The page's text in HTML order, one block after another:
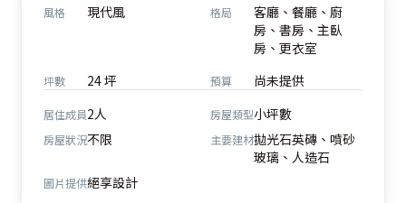
風格 現代風 格局
客廳、餐廳、廚
房、書房、主臥
房、更衣室
坪數 24 坪 預算 尚未提供
居住成員2人 房屋類型小坪數
房屋狀況不限 主要建材拋光石英磚、噴砂
玻璃、人造石
圖片提供絕享設計